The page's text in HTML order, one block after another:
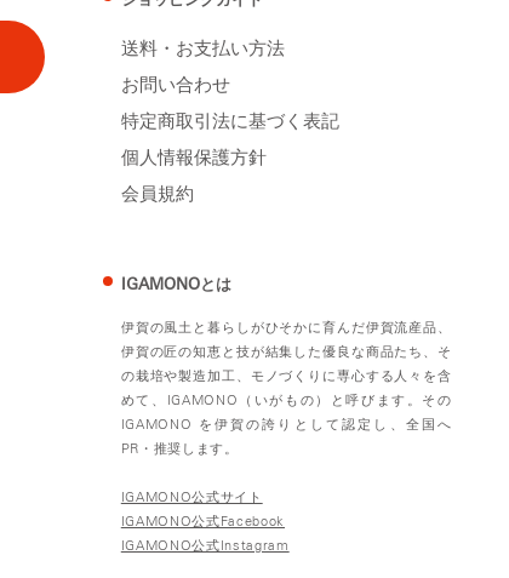
送料・お支払い方法
お問い合わせ
特定商取引法に基づく表記
個人情報保護方針
会員規約
IGAMONOとは
伊賀の風土と暮らしがひそかに育んだ伊賀流産品、
伊賀の匠の知恵と技が結集した優良な商品たち、そ
の栽培や製造加工、モノづくりに専心する人々を含
めて、IGAMONO（いがもの）と呼びます。その
IGAMONO を伊賀の誇りとして認定し、全国へ
PR・推奨します。
IGAMONO公式サイト
IGAMONO公式Facebook
IGAMONO公式Instagram